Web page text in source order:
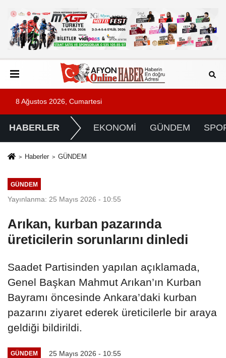
8 Ağustos 2026, Cumartesi
HABERLER EKONOMİ GÜNDEM
Haberler GÜNDEM
GÜNDEM
Yayınlanma: 25 Mayıs 2026 - 10:55
Arıkan, kurban pazarında
üreticilerin sorunlarını dinledi
Saadet Partisinden yapılan açıklamada,
Genel Başkan Mahmut Arıkan’ın Kurban
Bayramı öncesinde Ankara’daki kurban
pazarını ziyaret ederek üreticilerle bir araya
geldiği bildirildi.
GÜNDEM 25 Mayıs 2026 - 10:55